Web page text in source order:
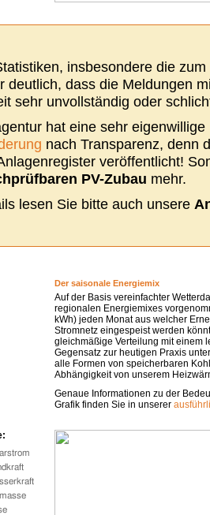
insbesondere die
deutlich, dass die Meldungen
sehr unvollständig oder
hat eine sehr
nach Transparenz, denn
veröffentlicht!
PV-Zubau mehr.
lesen Sie bitte auch unsere
Der saisonale Energiemix
Auf der Basis vereinfachter
regionalen Energiemixes
kWh) jeden Monat aus welcher
Stromnetz eingespeist werden
gleichmäßige Verteilung mit einem
Gegensatz zur heutigen Praxis
alle Formen von speicherbaren
Abhängigkeit von unserem
Genaue Informationen zu der
Grafik finden Sie in unserer